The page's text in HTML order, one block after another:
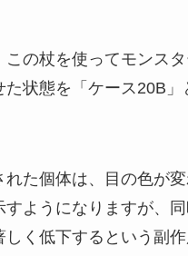
この杖を使ってモンス
た状態を「ケース20B」
れた個体は、目の色が
すようになりますが、
しく低下するという副